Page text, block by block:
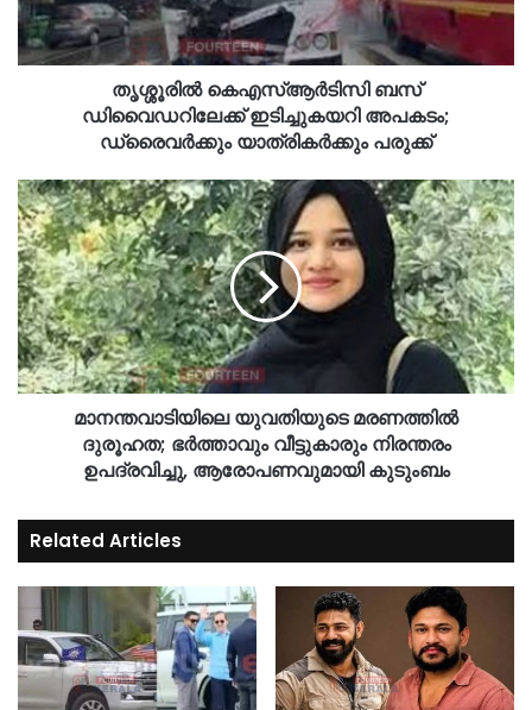
തൃശ്ശൂരിൽ കെഎസ്ആർടിസി ബസ്
ഡിവൈഡറിലേക്ക് ഇടിച്ചുകയറി അപകടം;
ഡ്രൈവർക്കും യാത്രികർക്കും പരുക്ക്
മാനന്തവാടിയിലെ യുവതിയുടെ മരണത്തിൽ
ദുരൂഹത; ഭർത്താവും വീട്ടുകാരും നിരന്തരം
ഉപദ്രവിച്ചു, ആരോപണവുമായി കുടുംബം
Related Articles